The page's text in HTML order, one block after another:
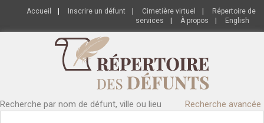
Accueil Inscrire un défunt Cimetière virtuel
Répertoire de
services
À propos English
Recherche par nom de défunt, ville ou lieu Recherche avancée